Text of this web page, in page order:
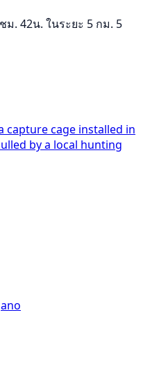
ม. 42น. ในระยะ 5 กม. 5
capture cage installed in
by a local hunting